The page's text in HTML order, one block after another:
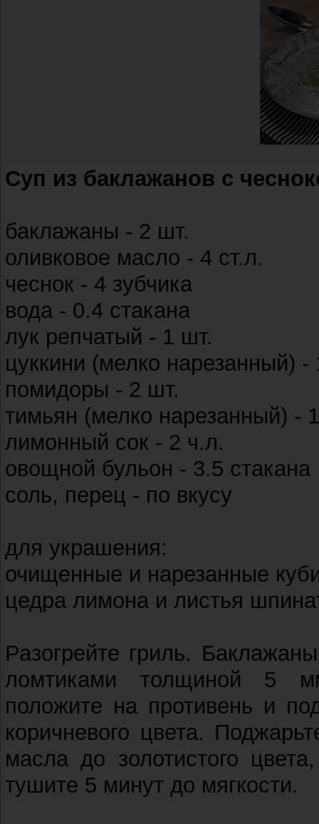
Суп из баклажанов с
баклажаны - 2 шт.
оливковое масло - 4 ст.л.
чеснок - 4 зубчика
вода - 0.4 стакана
лук репчатый - 1 шт.
цуккини (мелко нарезанный) -
помидоры - 2 шт.
тимьян (мелко нарезанный) -
лимонный сок - 2 ч.л.
овощной бульон - 3.5 стакана
соль, перец - по вкусу
для украшения:
очищенные и нарезанные
цедра лимона и листья
Разогрейте гриль.
ломтиками толщиной 5
положите на противень и
коричневого цвета.
масла до золотистого
тушите 5 минут до мягкости.